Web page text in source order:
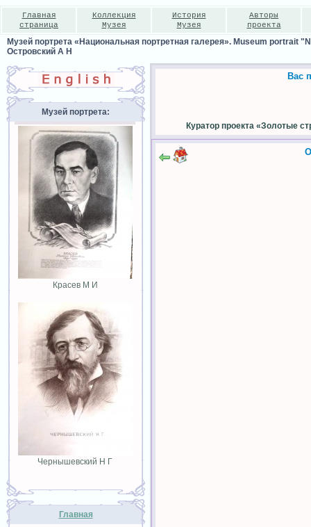
Главная
страница
Коллекция
Музея
История
Музея
Авторы
проекта
Музей портрета «Национальная портретная галерея». Museum portrait
Островский А Н
Музей портрета:
Красев М И
Чернышевский Н Г
Главная
Вас
Куратор проекта «Золотые